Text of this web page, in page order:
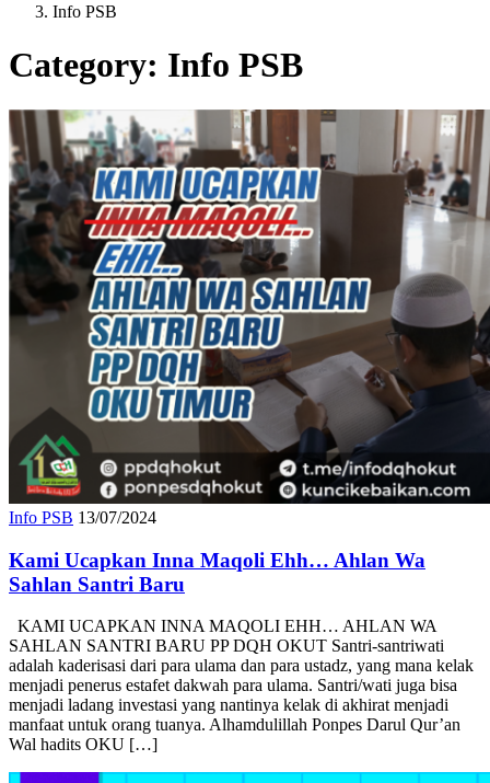
/
Category: Info PSB
Kami Ucapkan Inna Maqoli Ehh… Ahlan Wa
KAMI UCAPKAN INNA MAQOLI EHH… AHLAN WA
SAHLAN SANTRI BARU PP DQH OKUT Santri-santriwati
adalah kaderisasi dari para ulama dan para ustadz, yang mana kelak
menjadi penerus estafet dakwah para ulama. Santri/wati juga bisa
menjadi ladang investasi yang nantinya kelak di akhirat menjadi
manfaat untuk orang tuanya. Alhamdulillah Ponpes Darul Qur’an